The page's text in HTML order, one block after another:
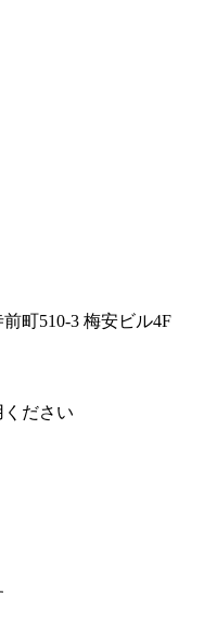
町510-3 梅安ビル4F
ださい